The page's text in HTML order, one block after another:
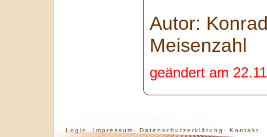
Autor:
Meisenzahl
geändert am
Login· Impressum· Datenschutzerklärung· Kontakt·